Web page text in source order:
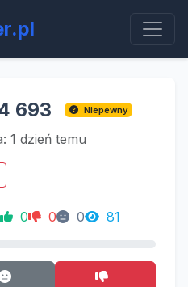
693 Niepewny
1 dzień temu
0 0 0 81